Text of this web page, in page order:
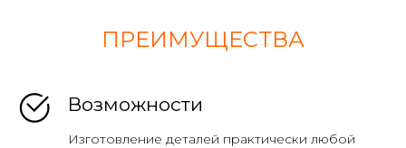
ПРЕИМУЩЕСТВА
Возможности
Изготовление деталей практически любой